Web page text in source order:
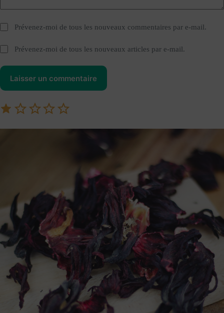
Prévenez-moi de tous les nouveaux commentaires par e-mail.
Prévenez-moi de tous les nouveaux articles par e-mail.
Laisser un commentaire